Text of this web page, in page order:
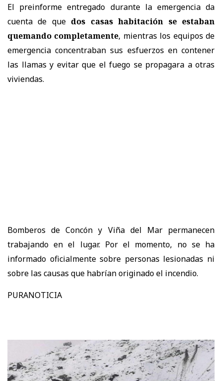
El preinforme entregado durante la emergencia da
cuenta de que dos casas habitación se estaban
quemando completamente, mientras los equipos de
emergencia concentraban sus esfuerzos en contener
las llamas y evitar que el fuego se propagara a otras
viviendas.
Bomberos de Concón y Viña del Mar permanecen
trabajando en el lugar. Por el momento, no se ha
informado oficialmente sobre personas lesionadas ni
sobre las causas que habrían originado el incendio.
PURANOTICIA